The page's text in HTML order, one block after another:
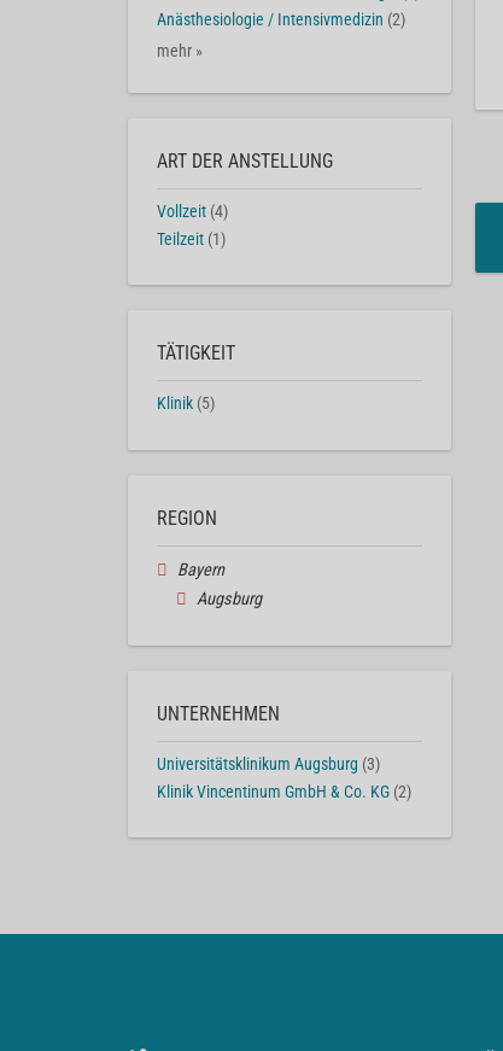
Anästhesiologie / Intensivmedizin (2)
mehr »
ART DER ANSTELLUNG
Vollzeit (4)
Teilzeit (1)
TÄTIGKEIT
Klinik (5)
REGION
Bayern
Augsburg
UNTERNEHMEN
Universitätsklinikum Augsburg (3)
Klinik Vincentinum GmbH & Co. KG (2)